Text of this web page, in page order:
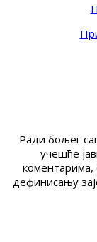
Ради бољег
учешће
коментарима,
дефинисању